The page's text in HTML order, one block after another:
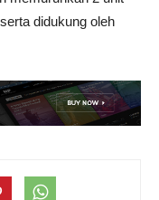
didukung oleh